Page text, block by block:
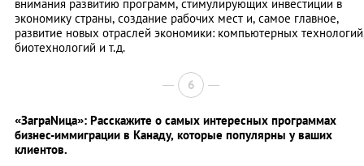
внимания развитию программ, стимулирующих инвестиции в
экономику страны, создание рабочих мест и, самое главное,
развитие новых отраслей экономики: компьютерных
биотехнологий и т.д.
6
«ЗаграNица»: Расскажите о самых интересных программах
бизнес-иммиграции в Канаду, которые популярны у ваших
клиентов.